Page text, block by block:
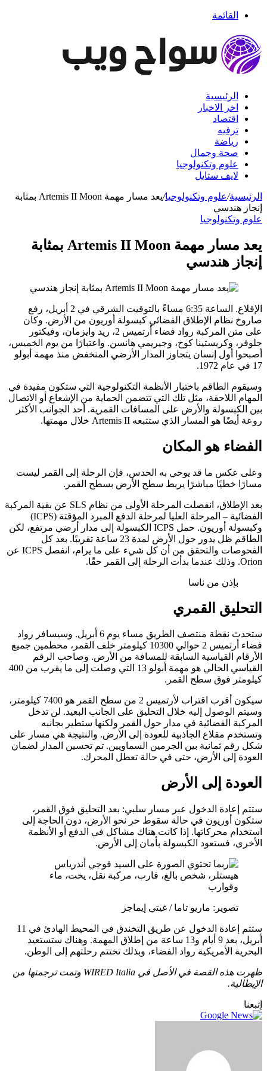
القائمة
الرئيسية
اخر الاخبار
اقتصاد
ترفيه
رياضة
صحة وجمال
علوم وتكنولوجيا
لايف ستايل
الرئيسية/علوم وتكنولوجيا/
يعد مسار مهمة Artemis II Moon بمثابة
إنجاز هندسي
علوم وتكنولوجيا
يعد مسار مهمة Artemis II Moon بمثابة
إنجاز هندسي
الإقلاع. الساعة 6:35
مساءً بالتوقيت الشرقي في 2 أبريل، رفع
صاروخ نظام الإطلاق الفضائي كبسولة أوريون من الأرض. وكان
على متن المركبة رواد فضاء أرتميس 2، ريد وايزمان، وفيكتور
جلوفر، وكريستينا كوخ، وجيريمي هانسن. واعتبارًا من يوم الخميس،
أصبحوا أول إنسان يتجاوز المدار الأرضي المنخفض منذ مهمة أبولو
17 في عام 1972.
وسيقوم الطاقم باختبار الأنظمة التكنولوجية التي ستكون مفيدة في
المهام اللاحقة، مثل تلك التي تتضمن الحماية من الإشعاع أو الاتصال
بين الكبسولة والأرض على المسافات القمرية. أحد الجوانب الأكثر
روعة أيضًا هو المسار الذي ستتبعه Artemis II خلال مهمتها.
الفضاء هو المكان
وعلى عكس ما قد يوحي به الحدس، فإن الرحلة إلى القمر ليست
مسارًا خطيًا مباشرًا يربط سطح الأرض بسطح القمر.
بعد الإطلاق، انفصلت المرحلة الأولى من نظام SLS عن بقية المركبة
الفضائية – المرحلة العليا لمرحلة الدفع المبرد المؤقتة (ICPS)
وكبسولة أوريون. حمل ICPS الكبسولة إلى مدار أرضي مرتفع، لكن
الطاقم ظل يدور حول الأرض لمدة 23 ساعة تقريبًا. بعد كل
الفحوصات والتحقق من أن كل شيء على ما يرام، انفصل ICPS عن
Orion. وذلك عندما بدأت الرحلة إلى القمر حقًا.
بإذن من ناسا
التحليق القمري
ستحدث نقطة منتصف الطريق مساء يوم 6 أبريل. وسيسافر رواد
فضاء أرتميس 2 حوالي 10300 كيلومتر خلف القمر، محطمين جميع
الأرقام القياسية السابقة للمسافة من الأرض. وصاحب الرقم
القياسي الحالي هو مهمة أبولو 13 التي وصلت إلى ما يقرب من 400
كيلومتر فوق سطح القمر.
سيكون أقرب اقتراب لأرتميس 2 من سطح القمر هو 7400 كيلومتر،
وسيتم الوصول إليه خلال التحليق على الجانب البعيد. لن تدخل
المركبة الفضائية في مدار حول القمر ولكنها ستطير بجانبه
وتستخدم مقلاع الجاذبية للعودة إلى الأرض. والنتيجة هي مسار على
شكل رقم ثمانية بين الجرمين السماويين. تم تحسين المدار لضمان
العودة إلى الأرض، حتى في حالة تعطل المحرك.
العودة إلى الأرض
ستتم إعادة الدخول عبر مسار سلبي: بعد التحليق فوق القمر،
ستكون أوريون في حالة سقوط حر نحو الأرض، دون الحاجة إلى
استخدام محركاتها. إذا كانت هناك مشاكل في الدفع أو الأنظمة
الأخرى، فستعود الكبسولة بأمان إلى الأرض.
تصوير: ماريو تاما / غيتي إيماجز
ستتم إعادة الدخول عن طريق التخندق في المحيط الهادئ في 11
أبريل، بعد 9 أيام و13 ساعة من إطلاق المهمة. وهناك ستستعيد
البحرية الأمريكية رواد الفضاء، وبذلك تختتم رحلتهم إلى الوطن.
ظهرت هذه القصة في الأصل في WIRED Italia وتمت ترجمتها من
الإيطالية.
إتبعنا